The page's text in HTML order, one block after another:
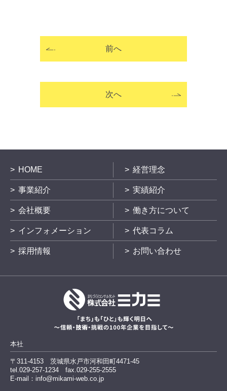
前へ
次へ
HOME 経営理念
事業紹介 実績紹介
会社概要 働き方について
インフォメーション 代表コラム
採用情報 お問い合わせ
本社
〒311-4153 茨城県水戸市河和田町4471-45
tel.029-257-1234 fax.029-255-2555
E-mail：info@mikami-web.co.jp